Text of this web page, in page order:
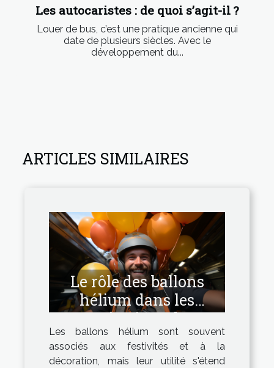
Les autocaristes : de quoi s’agit-il ?
Louer de bus, c’est une pratique ancienne qui
date de plusieurs siècles. Avec le
développement du...
ARTICLES SIMILAIRES
Le rôle des ballons
hélium dans les
opérations de
sauvetage et de
signalisation
Les ballons hélium sont souvent
associés aux festivités et à la
décoration, mais leur utilité s'étend